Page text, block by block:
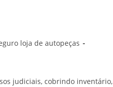
loja de autopeças
judiciais, cobrindo inventário,